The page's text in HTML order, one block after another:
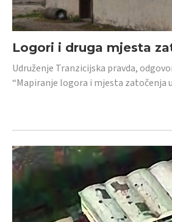
Logori i druga mjesta
Udruženje Tranzicijska pravda,
“Mapiranje logora i mjesta zatočenja